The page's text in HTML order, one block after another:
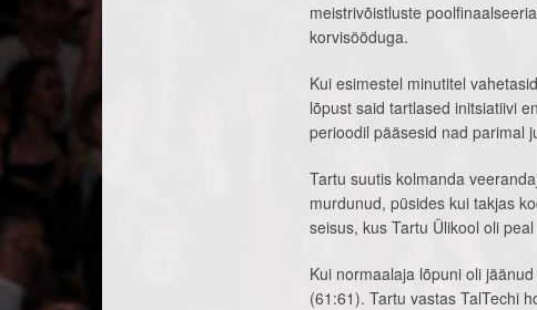
meistrivõistluste
korvisööduga.
Kui esimestel minutitel
lõpust said tartlased initsiatiivi
perioodil pääsesid nad parimal
Tartu suutis kolmanda
murdunud, püsides kui takjas
seisus, kus Tartu Ülikool oli
Kui normaalaja lõpuni oli
(61:61). Tartu vastas TalTechi